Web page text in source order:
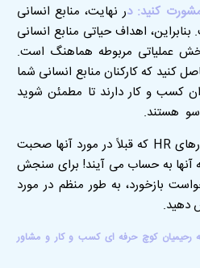
کنید: در نهایت، منابع انسانی
اهداف حیاتی منابع انسانی
عملیاتی مربوطه هماهنگ است.
کنید که کارکنان منابع انسانی شما
کسب و کار دارند تا مطمئن شوید
هستند.
HR که قبلاً در مورد آنها صحبت
آنها به حساب می آیند! برای سنجش
بازخورد، به طور منظم در مورد
دهید.
رحیمیان کوچ حرفه ای کسب و کار و مشاور